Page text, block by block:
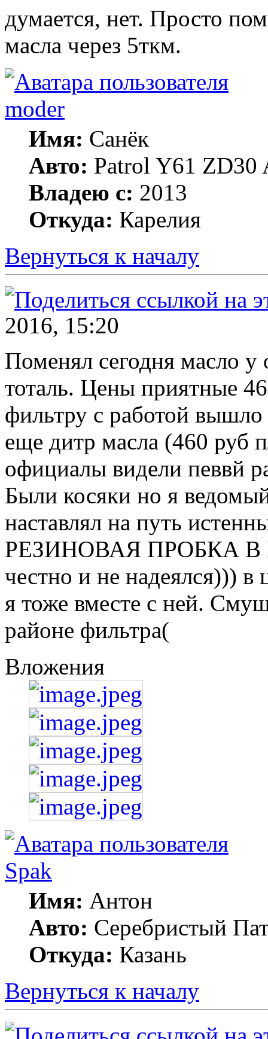
думается, нет. Просто
масла через 5ткм.
moder
Имя: Санёк
Авто: Patrol Y61 ZD30
Владею с: 2013
Откуда: Карелия
Вернуться к началу
2016, 15:20
Поменял сегодня масло у
тоталь. Цены приятные
фильтру с работой
еще дитр масла (460
официалы видели певвй
Были косяки но я
наставлял на путь
РЕЗИНОВАЯ ПРОБКА В
честно и не надеялся)))
я тоже вместе с ней.
районе фильтра(
Вложения
Spak
Имя: Антон
Авто: Серебристый
Откуда: Казань
Вернуться к началу